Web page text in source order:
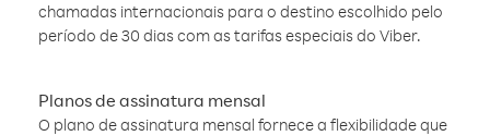
chamadas internacionais para o destino escolhido pelo
período de 30 dias com as tarifas especiais do Viber.
Planos de assinatura mensal
O plano de assinatura mensal fornece a flexibilidade que